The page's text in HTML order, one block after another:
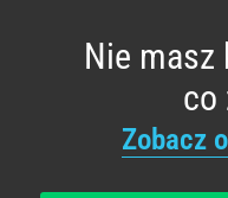
Nie masz
co
Zobacz